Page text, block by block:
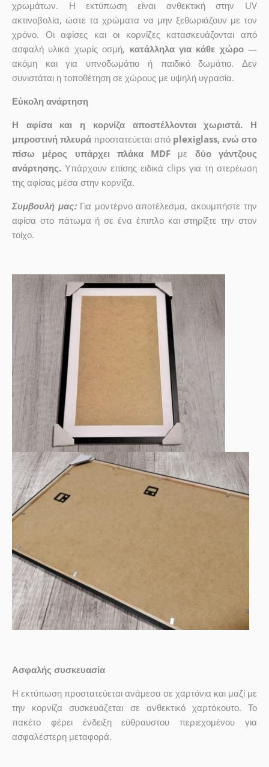
χρωμάτων. Η εκτύπωση είναι ανθεκτική στην UV
ακτινοβολία, ώστε τα χρώματα να μην ξεθωριάζουν με τον
χρόνο. Οι αφίσες και οι κορνίζες κατασκευάζονται από
ασφαλή υλικά χωρίς οσμή, κατάλληλα για κάθε χώρο —
ακόμη και για υπνοδωμάτιο ή παιδικό δωμάτιο. Δεν
συνιστάται η τοποθέτηση σε χώρους με υψηλή υγρασία.
Εύκολη ανάρτηση
Η αφίσα και η κορνίζα αποστέλλονται χωριστά. Η
μπροστινή πλευρά προστατεύεται από plexiglass, ενώ στο
πίσω μέρος υπάρχει πλάκα MDF
με
δύο γάντζους
ανάρτησης. Υπάρχουν επίσης ειδικά clips για τη στερέωση
της αφίσας μέσα στην κορνίζα.
Συμβουλή μας: Για μοντέρνο αποτέλεσμα, ακουμπήστε την
αφίσα στο πάτωμα ή σε ένα έπιπλο και στηρίξτε την στον
τοίχο.
Ασφαλής συσκευασία
Η εκτύπωση προστατεύεται ανάμεσα σε χαρτόνια και μαζί με
την κορνίζα συσκευάζεται σε ανθεκτικό χαρτόκουτο. Το
πακέτο φέρει ένδειξη εύθραυστου περιεχομένου για
ασφαλέστερη μεταφορά.